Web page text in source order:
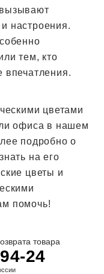
настроения.
тем, кто
впечатления.
цветами
офиса в нашем
подробно о
на его
цветы и
помочь!
товара
24